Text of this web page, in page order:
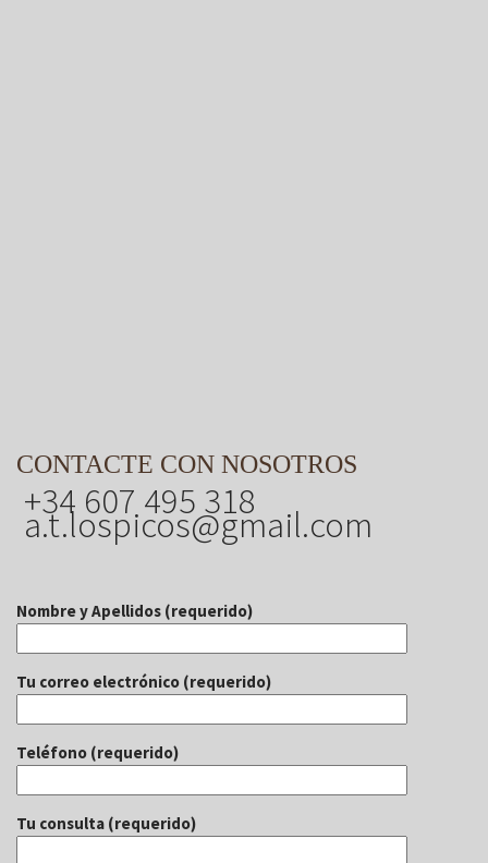
CONTACTE CON NOSOTROS
+34 607 495 318
a.t.lospicos@gmail.com
Nombre y Apellidos (requerido)
Tu correo electrónico (requerido)
Teléfono (requerido)
Tu consulta (requerido)